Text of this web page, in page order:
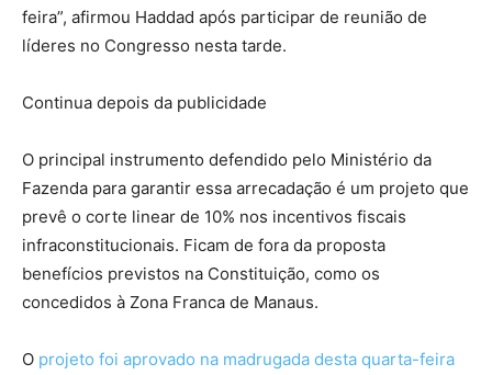
feira”, afirmou Haddad após participar de reunião de
líderes no Congresso nesta tarde.
Continua depois da publicidade
O principal instrumento defendido pelo Ministério da
Fazenda para garantir essa arrecadação é um projeto que
prevê o corte linear de 10% nos incentivos fiscais
infraconstitucionais. Ficam de fora da proposta
benefícios previstos na Constituição, como os
concedidos à Zona Franca de Manaus.
O projeto foi aprovado na madrugada desta quarta-feira